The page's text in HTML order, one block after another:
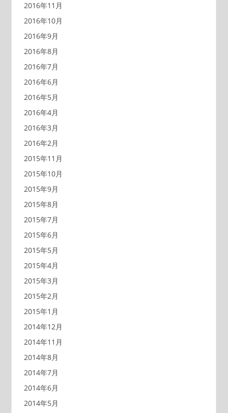
2016年11月
2016年10月
2016年9月
2016年8月
2016年7月
2016年6月
2016年5月
2016年4月
2016年3月
2016年2月
2015年11月
2015年10月
2015年9月
2015年8月
2015年7月
2015年6月
2015年5月
2015年4月
2015年3月
2015年2月
2015年1月
2014年12月
2014年11月
2014年8月
2014年7月
2014年6月
2014年5月